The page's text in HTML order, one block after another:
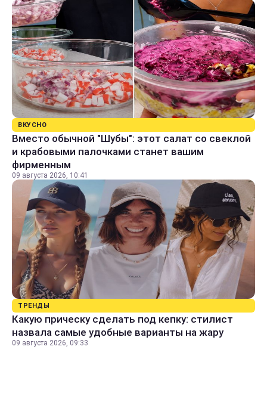
ВКУСНО
Вместо обычной "Шубы": этот салат со свеклой
и крабовыми палочками станет вашим
фирменным
09 августа 2026, 10:41
ТРЕНДЫ
Какую прическу сделать под кепку: стилист
назвала самые удобные варианты на жару
09 августа 2026, 09:33